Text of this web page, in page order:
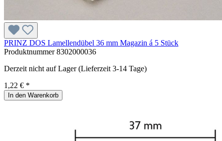
PRINZ DOS Lamellendübel 36 mm Magazin á 5 Stück
Produktnummer8302000036
Derzeit nicht auf Lager (Lieferzeit 3-14 Tage)
1,22 € *
In den Warenkorb